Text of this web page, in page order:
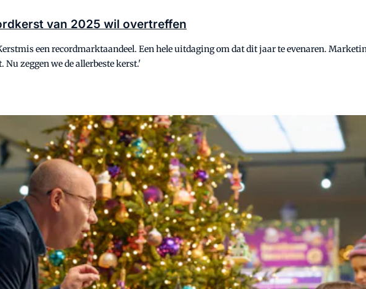
van 2025 wil overtreffen
een recordmarktaandeel. Een hele uitdaging om dat dit jaar te evenaren.
zeggen we de allerbeste kerst.'